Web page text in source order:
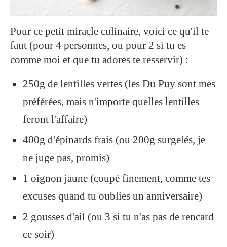
Pour ce petit miracle culinaire, voici ce qu'il te
faut (pour 4 personnes, ou pour 2 si tu es
comme moi et que tu adores te resservir) :
250g de lentilles vertes (les Du Puy sont mes
préférées, mais n'importe quelles lentilles
feront l'affaire)
400g d'épinards frais (ou 200g surgelés, je
ne juge pas, promis)
1 oignon jaune (coupé finement, comme tes
excuses quand tu oublies un anniversaire)
2 gousses d'ail (ou 3 si tu n'as pas de rencard
ce soir)